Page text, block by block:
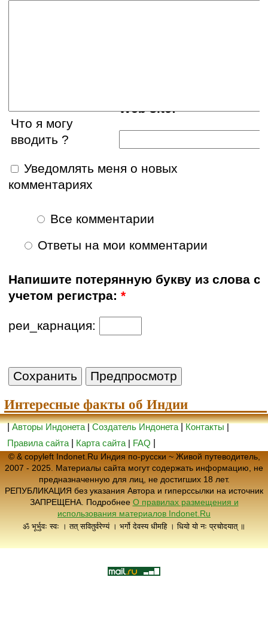
Web site:
Что я могу
вводить ?
Уведомлять меня о новых
комментариях
Все комментарии
Ответы на мои комментарии
Напишите потерянную букву из слова с
учетом регистра:*
реи_карнация:
Интересные факты об Индии
|Авторы Индонета|Создатель Индонета|Контакты|
Правила сайта| Карта сайта| FAQ
© & copyleft Indonet.Ru Индия по-русски ~ Живой путеводитель,
2007 - 2025. Материалы сайта могут содержать информацию, не
предназначенную для лиц, не достигших 18 лет.
РЕПУБЛИКАЦИЯ без указания Автора и гиперссылки на источник
ЗАПРЕЩЕНА. Подробнее О правилах размещения и
использования материалов Indonet.Ru
ॐ भूर्भुवः स्वः । तत् सवितुर्वरेण्यं । भर्गो देवस्य धीमहि । धियो यो नः प्रचोदयात् ॥